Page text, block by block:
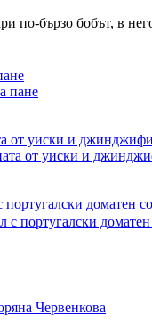
по-бързо бобът, в
от уиски и
доматен
Червенкова